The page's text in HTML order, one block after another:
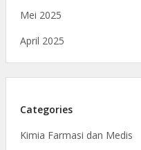
Mei 2025
April 2025
Categories
Kimia Farmasi dan Medis